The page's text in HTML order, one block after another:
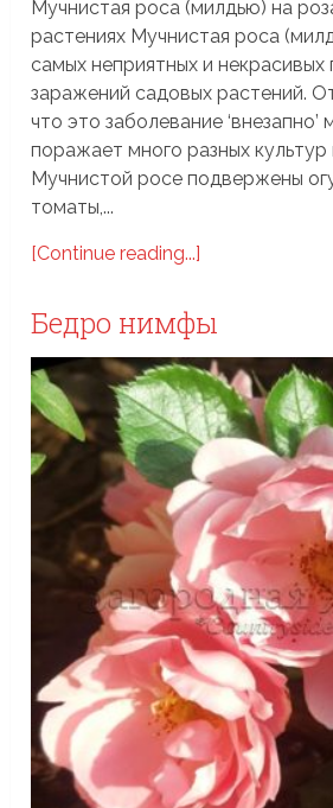
Мучнистая роса (милдью) на
растениях Мучнистая роса
самых неприятных и некрасивых
заражений садовых растений.
что это заболевание ‘внезапно’
поражает много разных культур
Мучнистой росе подвержены
томаты,...
[Continue reading...]
Бедро нимфы